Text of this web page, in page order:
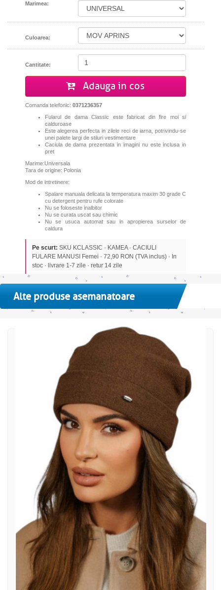
Marimea:
Culoarea:
Cantitate:
Adauga in cos
Comanda telefonic: 0371236357
Fularul de dama Classic este fabricat din fire moi si
calduroase
Este alegerea perfecta in zilele reci de iarna, potrivindu-se
unei palete largi de stiluri vestimentare
Caciula de dama prezentata in imagini nu este inclusa in
pret
Marime:Universala
Tara de origine: Polonia
Mod de intretinere:
Spalare manuala delicata la temperatura maxim 30 grade C
cu detergent pentru rufe colorate
Nu se foloseste inalbitor
Nu se curata uscat sau chimic
Nu se usuca automat sau in apropierea surselor de
caldura
Pe scurt: SKU KCLASSIC · KAMEA · CACIULI
FULARE MANUSI Femei · 72,90 RON (TVA inclus) · In
stoc · livrare 1-7 zile · retur 14 zile
Alte produse asemanatoare